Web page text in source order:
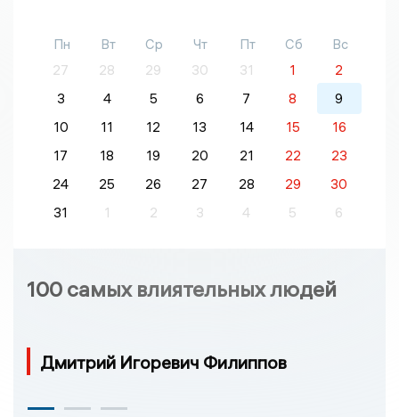
Пн Вт Ср Чт Пт Сб
Вс
27
28 29 30 31 1
2
3
4 5 6 7 8
9
10
11 12 13 14 15
16
17
18 19 20 21 22
23
24
25 26 27 28 29
30
31
1 2 3 4 5 6
100 самых влиятельных людей
Дмитрий Игоревич Филиппов